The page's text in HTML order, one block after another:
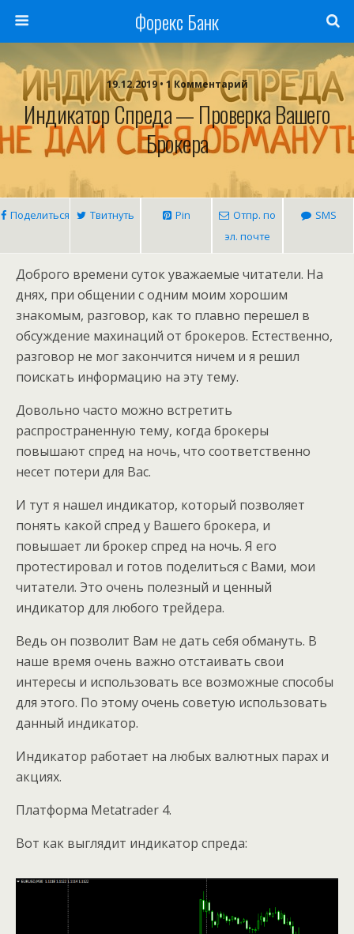
Форекс Банк
19.12.2019 • 1 Комментарий
Индикатор Спреда — Проверка Вашего
Брокера
Поделиться Твитнуть Pin
Отпр. по
эл. почте
SMS
Доброго времени суток уважаемые читатели. На
днях, при общении с одним моим хорошим
знакомым, разговор, как то плавно перешел в
обсуждение махинаций от брокеров. Естественно,
разговор не мог закончится ничем и я решил
поискать информацию на эту тему.
Довольно часто можно встретить
распространенную тему, когда брокеры
повышают спред на ночь, что соответственно
несет потери для Вас.
И тут я нашел индикатор, который позволяет
понять какой спред у Вашего брокера, и
повышает ли брокер спред на ночь. Я его
протестировал и готов поделиться с Вами, мои
читатели. Это очень полезный и ценный
индикатор для любого трейдера.
Ведь он позволит Вам не дать себя обмануть. В
наше время очень важно отстаивать свои
интересы и использовать все возможные способы
для этого. По этому очень советую использовать
данный индикатор.
Индикатор работает на любых валютных парах и
акциях.
Платформа Metatrader 4.
Вот как выглядит индикатор спреда: